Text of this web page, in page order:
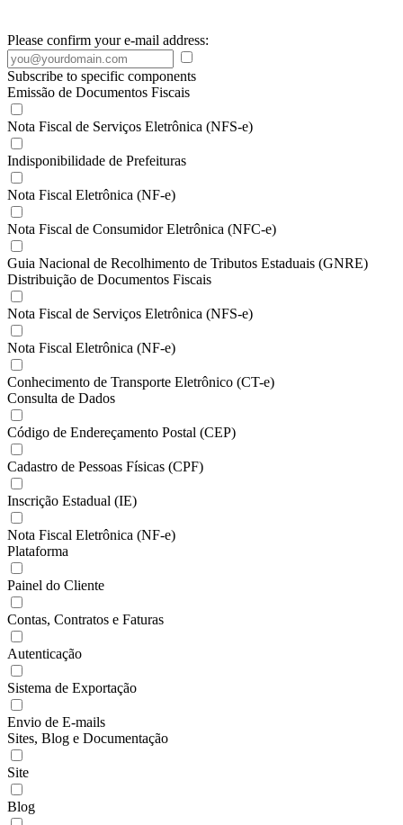
Please confirm your e-mail address:
Subscribe to specific components
Emissão de Documentos Fiscais
Nota Fiscal de Serviços Eletrônica (NFS-e)
Indisponibilidade de Prefeituras
Nota Fiscal Eletrônica (NF-e)
Nota Fiscal de Consumidor Eletrônica (NFC-e)
Guia Nacional de Recolhimento de Tributos Estaduais (GNRE)
Distribuição de Documentos Fiscais
Nota Fiscal de Serviços Eletrônica (NFS-e)
Nota Fiscal Eletrônica (NF-e)
Conhecimento de Transporte Eletrônico (CT-e)
Consulta de Dados
Código de Endereçamento Postal (CEP)
Cadastro de Pessoas Físicas (CPF)
Inscrição Estadual (IE)
Nota Fiscal Eletrônica (NF-e)
Plataforma
Painel do Cliente
Contas, Contratos e Faturas
Autenticação
Sistema de Exportação
Envio de E-mails
Sites, Blog e Documentação
Site
Blog